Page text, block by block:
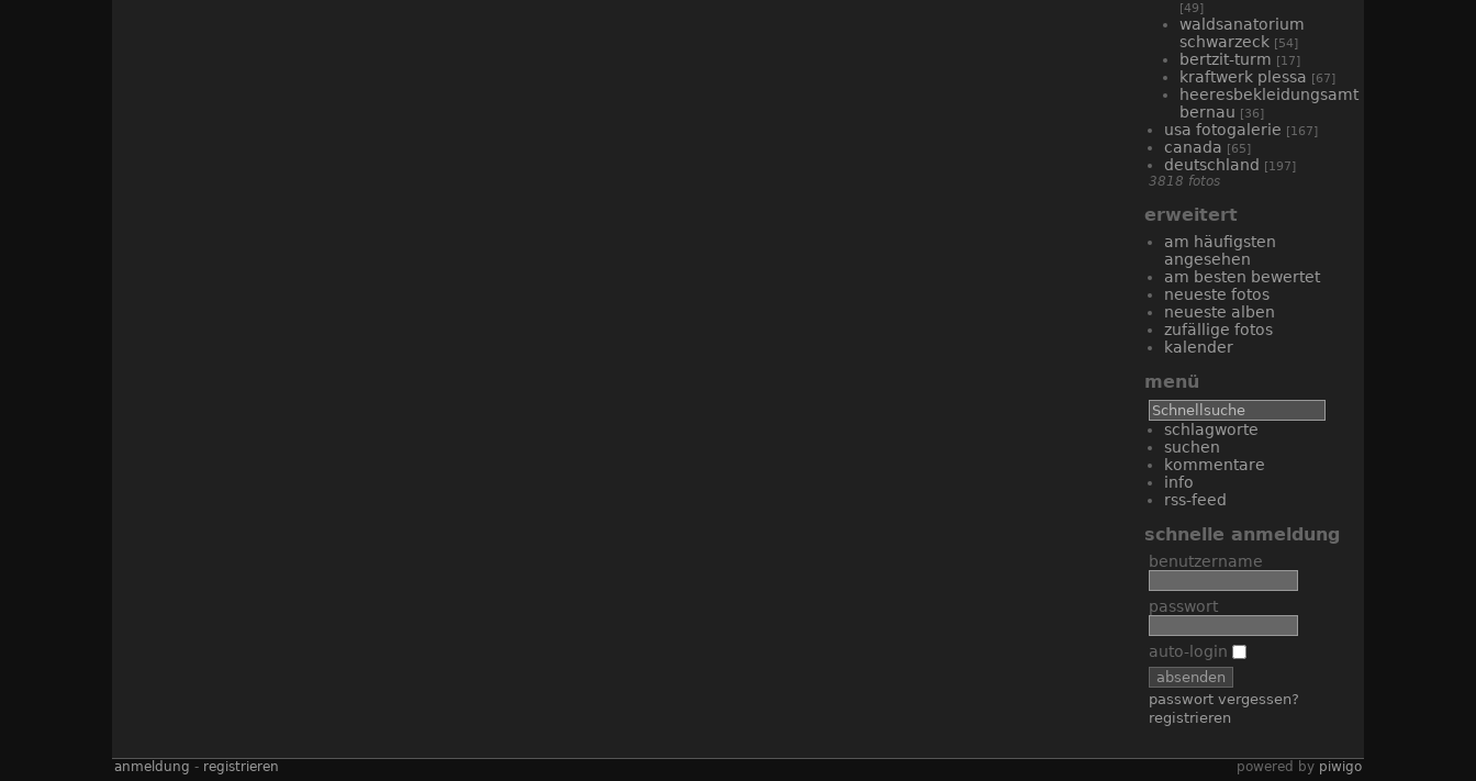
[49]
waldsanatorium
schwarzeck [54]
bertzit-turm [17]
kraftwerk plessa [67]
heeresbekleidungsamt
bernau [36]
usa fotogalerie [167]
canada [65]
deutschland [197]
3818 fotos
erweitert
am häufigsten
angesehen
am besten bewertet
neueste fotos
neueste alben
zufällige fotos
kalender
menü
schlagworte
suchen
kommentare
info
rss-feed
schnelle anmeldung
benutzername
passwort
auto-login
passwort vergessen?
registrieren
anmeldung - registrieren powered by piwigo